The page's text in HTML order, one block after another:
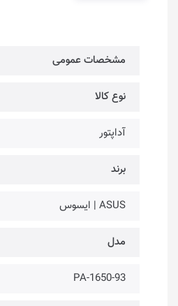
مشخصات عمومی
نوع کالا
آداپتور
برند
ASUS | ایسوس
مدل
PA-1650-93